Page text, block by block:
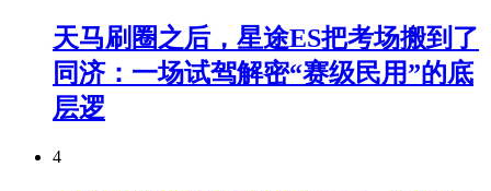
天马刷圈之后，星途ES把考场搬到了
同济：一场试驾解密“赛级民用”的底
层逻
4